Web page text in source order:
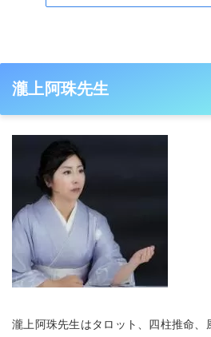
瀧上阿珠先生
瀧上阿珠先生はタロット、四柱推命、